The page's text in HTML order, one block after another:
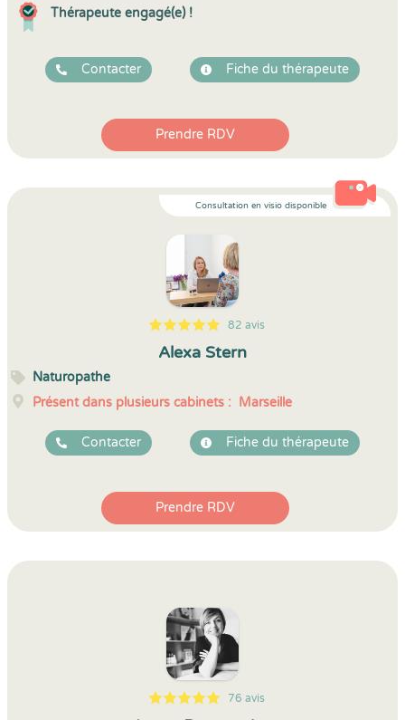
Thérapeute engagé(e) !
Contacter Fiche du thérapeute
Prendre RDV
Consultation en visio disponible
5
1
5
82 82 avis
Alexa Stern
Naturopathe
Présent dans plusieurs cabinets : Marseille
Contacter Fiche du thérapeute
Prendre RDV
5
1
5
76 76 avis